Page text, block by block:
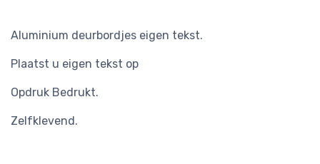
Aluminium deurbordjes eigen tekst.
Plaatst u eigen tekst op
Opdruk Bedrukt.
Zelfklevend.